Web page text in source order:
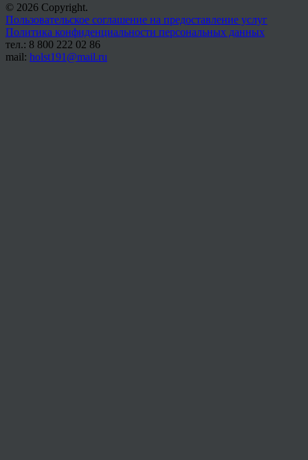
© 2026 Copyright.
Пользовательское соглашение на предоставление услуг
Политика конфиденциальности персональных данных
тел.: 8 800 222 02 86
mail: holst191@mail.ru